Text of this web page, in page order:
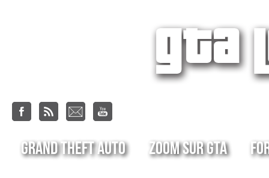
Grand Theft Auto Zoom sur GTA